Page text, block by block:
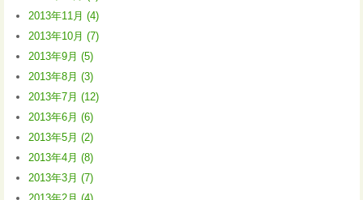
2013年11月 (4)
2013年10月 (7)
2013年9月 (5)
2013年8月 (3)
2013年7月 (12)
2013年6月 (6)
2013年5月 (2)
2013年4月 (8)
2013年3月 (7)